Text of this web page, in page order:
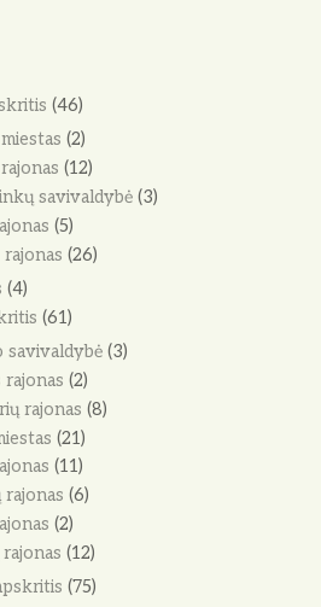
(46)
(2)
(12)
savivaldybė(3)
(5)
(26)
(4)
(61)
savivaldybė(3)
rajonas (2)
rajonas (8)
(21)
(11)
rajonas (6)
(2)
rajonas (12)
(75)